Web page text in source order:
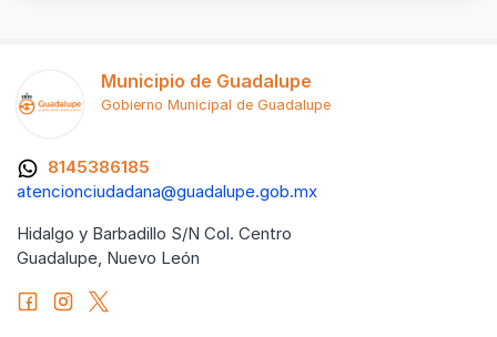
Municipio de Guadalupe
Gobierno Municipal de Guadalupe
8145386185
atencionciudadana@guadalupe.gob.mx
Hidalgo y Barbadillo S/N Col. Centro
Guadalupe, Nuevo León